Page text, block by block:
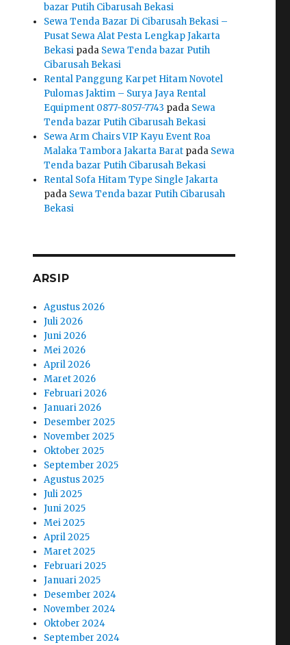
bazar Putih Cibarusah Bekasi
Sewa Tenda Bazar Di Cibarusah Bekasi –
Pusat Sewa Alat Pesta Lengkap Jakarta
Bekasi pada Sewa Tenda bazar Putih
Cibarusah Bekasi
Rental Panggung Karpet Hitam Novotel
Pulomas Jaktim – Surya Jaya Rental
Equipment 0877-8057-7743 pada Sewa
Tenda bazar Putih Cibarusah Bekasi
Sewa Arm Chairs VIP Kayu Event Roa
Malaka Tambora Jakarta Barat pada Sewa
Tenda bazar Putih Cibarusah Bekasi
Rental Sofa Hitam Type Single Jakarta
pada Sewa Tenda bazar Putih Cibarusah
Bekasi
ARSIP
Agustus 2026
Juli 2026
Juni 2026
Mei 2026
April 2026
Maret 2026
Februari 2026
Januari 2026
Desember 2025
November 2025
Oktober 2025
September 2025
Agustus 2025
Juli 2025
Juni 2025
Mei 2025
April 2025
Maret 2025
Februari 2025
Januari 2025
Desember 2024
November 2024
Oktober 2024
September 2024